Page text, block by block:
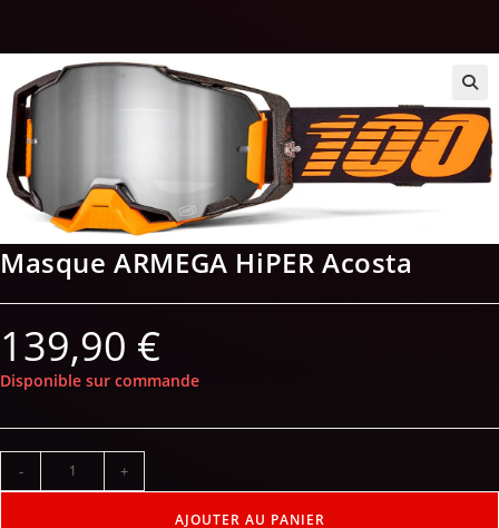
🔍
Masque ARMEGA HiPER Acosta
139,90 €
Disponible sur commande
- +
AJOUTER AU PANIER